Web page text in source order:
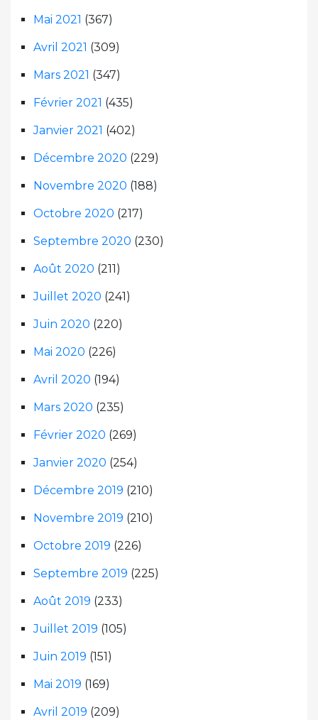
Mai 2021 (367)
Avril 2021 (309)
Mars 2021 (347)
Février 2021 (435)
Janvier 2021 (402)
Décembre 2020 (229)
Novembre 2020 (188)
Octobre 2020 (217)
Septembre 2020 (230)
Août 2020 (211)
Juillet 2020 (241)
Juin 2020 (220)
Mai 2020 (226)
Avril 2020 (194)
Mars 2020 (235)
Février 2020 (269)
Janvier 2020 (254)
Décembre 2019 (210)
Novembre 2019 (210)
Octobre 2019 (226)
Septembre 2019 (225)
Août 2019 (233)
Juillet 2019 (105)
Juin 2019 (151)
Mai 2019 (169)
Avril 2019 (209)